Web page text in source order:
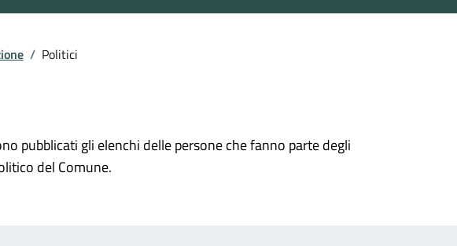
/ Politici
pubblicati gli elenchi delle persone che fanno parte degli
del Comune.